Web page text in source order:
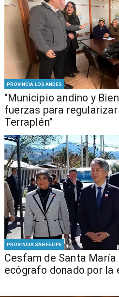
PROVINCIA LOS ANDES
"Municipio andino y
fuerzas para
Terraplén"
PROVINCIA SAN FELIPE
Cesfam de Santa María
ecógrafo donado por la